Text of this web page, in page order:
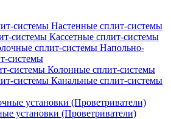
Настенные сплит-системы
Кассетные сплит-системы
Напольно-
системы
Колонные сплит-системы
Канальные сплит-системы
установки (Проветриватели)